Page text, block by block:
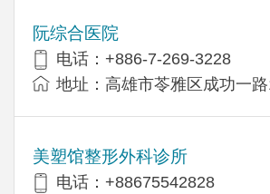
阮综合医院
电话：+886-7-269-3228
地址：高雄市苓雅区成功一
美塑馆整形外科诊所
电话：+88675542828